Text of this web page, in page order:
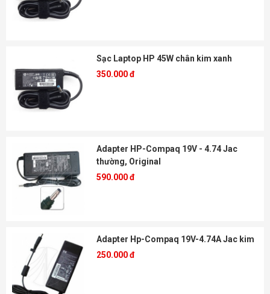
Sạc Laptop HP 45W chân kim xanh
350.000 đ
Adapter HP-Compaq 19V - 4.74 Jac
thường, Original
590.000 đ
Adapter Hp-Compaq 19V-4.74A Jac kim
250.000 đ